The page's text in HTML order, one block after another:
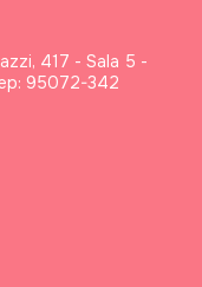
417 - Sala 5 -
95072-342